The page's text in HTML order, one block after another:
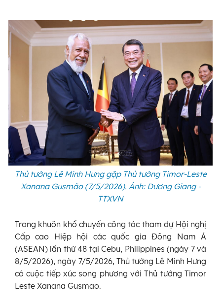
Thủ tướng Lê Minh Hưng gặp Thủ tướng Timor-Leste
Xanana Gusmão (7/5/2026). Ảnh: Dương Giang -
TTXVN
Trong khuôn khổ chuyến công tác tham dự Hội nghị
Cấp cao Hiệp hội các quốc gia Đông Nam Á
(ASEAN) lần thứ 48 tại Cebu, Philippines (ngày 7 và
8/5/2026), ngày 7/5/2026, Thủ tướng Lê Minh Hưng
có cuộc tiếp xúc song phương với Thủ tướng Timor
Leste Xanana Gusmao.